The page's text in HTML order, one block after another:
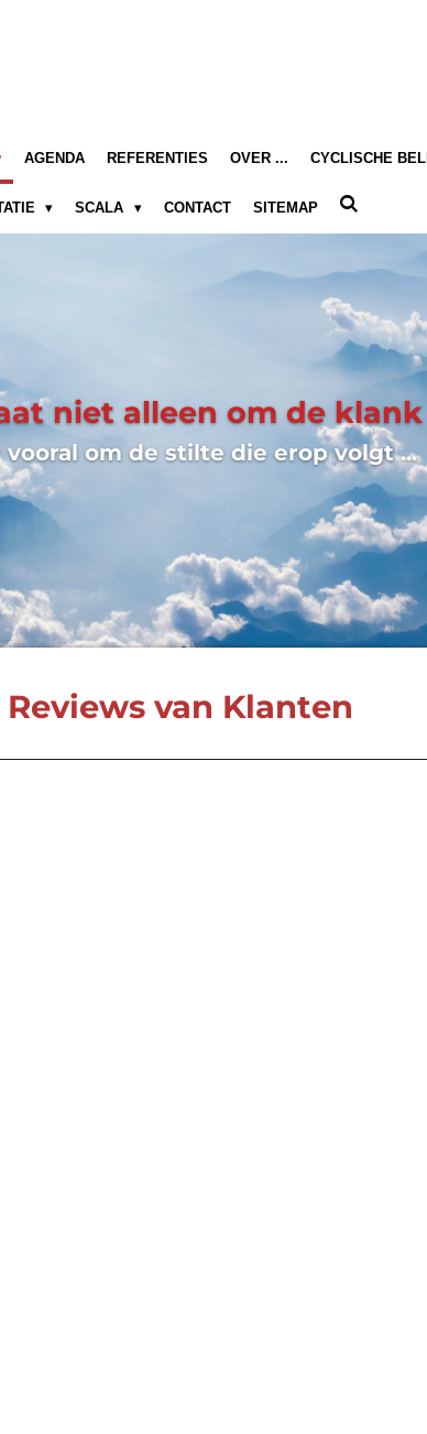
AGENDA REFERENTIES OVER ... CYCLISCHE
SCALA CONTACT SITEMAP
niet alleen om de klank
vooral om de stilte die erop volgt ...
Reviews van Klanten